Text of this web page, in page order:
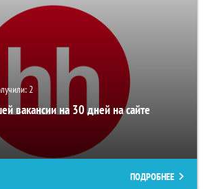
2
вакансии на 30 дней на сайте
ПОДРОБНЕЕ